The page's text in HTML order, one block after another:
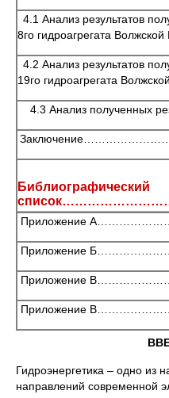
4.1 Анализ результатов
8го гидроагрегата
4.2 Анализ результатов
19го гидроагрегата
4.3 Анализ
Библиографический
Приложение
Приложение
Приложение
Приложение
Гидроэнергетика – одно из
направлений современной